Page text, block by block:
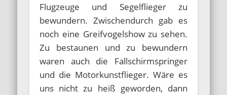
Flugzeuge und Segelflieger zu
bewundern. Zwischendurch gab es
noch eine Greifvogelshow zu sehen.
Zu bestaunen und zu bewundern
waren auch die Fallschirmspringer
und die Motorkunstflieger. Wäre es
uns nicht zu heiß geworden, dann